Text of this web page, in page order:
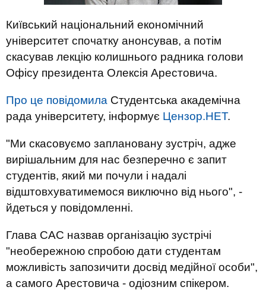
Київський національний економічний
університет спочатку анонсував, а потім
скасував лекцію колишнього радника голови
Офісу президента Олексія Арестовича.
Про це повідомила Студентська академічна
рада університету, інформує Цензор.НЕТ.
"Ми скасовуємо заплановану зустріч, адже
вирішальним для нас безперечно є запит
студентів, який ми почули і надалі
відштовхуватимемося виключно від нього", -
йдеться у повідомленні.
Глава САС назвав організацію зустрічі
"необережною спробою дати студентам
можливість запозичити досвід медійної особи",
а самого Арестовича - одіозним спікером.